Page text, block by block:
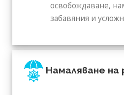
освобождаване,
забавяния и
Намаляване на